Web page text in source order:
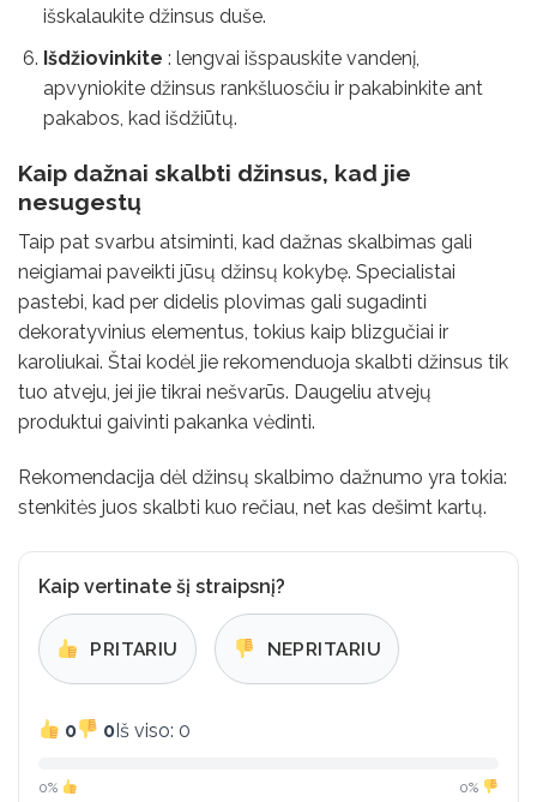
išskalaukite džinsus duše.
Išdžiovinkite : lengvai išspauskite vandenį,
apvyniokite džinsus rankšluosčiu ir pakabinkite ant
pakabos, kad išdžiūtų.
Kaip dažnai skalbti džinsus, kad jie
nesugestų
Taip pat svarbu atsiminti, kad dažnas skalbimas gali
neigiamai paveikti jūsų džinsų kokybę. Specialistai
pastebi, kad per didelis plovimas gali sugadinti
dekoratyvinius elementus, tokius kaip blizgučiai ir
karoliukai. Štai kodėl jie rekomenduoja skalbti džinsus tik
tuo atveju, jei jie tikrai nešvarūs. Daugeliu atvejų
produktui gaivinti pakanka vėdinti.
Rekomendacija dėl džinsų skalbimo dažnumo yra tokia:
stenkitės juos skalbti kuo rečiau, net kas dešimt kartų.
Kaip vertinate šį straipsnį?
PRITARIU NEPRITARIU
0 0Iš viso: 0
0% 0%